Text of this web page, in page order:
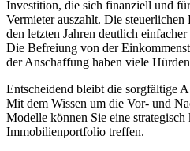
Investition, die sich finanziell und
Vermieter auszahlt. Die
den letzten Jahren deutlich
Die Befreiung von der
der Anschaffung haben viele
Entscheidend bleibt die sorgfältige
Mit dem Wissen um die Vor- und
Modelle können Sie eine
Immobilienportfolio treffen.